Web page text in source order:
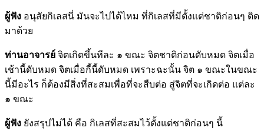
ผู้ฟัง อนุสัยกิเลสนี่ มันจะไปได้ไหม ที่กิเลสที่มีตั้งแต่ชาติก่อนๆ ติด
มาด้วย
ท่านอาจารย์ จิตเกิดขึ้นทีละ ๑ ขณะ จิตชาติก่อนดับหมด จิตเมื่อ
เช้านี้ดับหมด จิตเมื่อกี้นี้ดับหมด เพราะฉะนั้น จิต ๑ ขณะในขณะ
นี้มีอะไร ก็ต้องมีสิ่งที่สะสมเพื่อที่จะสืบต่อ สู่จิตที่จะเกิดต่อ แต่ละ
๑ ขณะ
ผู้ฟัง ยังสรุปไม่ได้ คือ กิเลสที่สะสมไว้ตั้งแต่ชาติก่อนๆ นี้